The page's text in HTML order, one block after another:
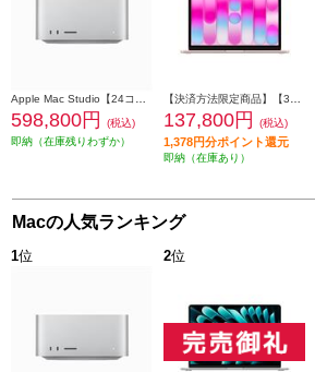
598,800円
(税込)
即納（在庫残りわずか）
137,800円 (税込)
1,378円分ポイント還元
即納（在庫あり）
Macの人気ランキング
1位 2位